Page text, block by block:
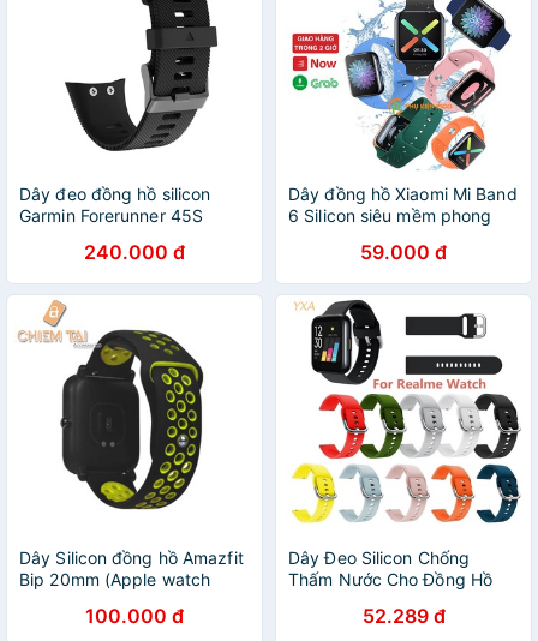
Dây đeo đồng hồ silicon
Garmin Forerunner 45S
240.000 đ
Dây đồng hồ Xiaomi Mi Band
6 Silicon siêu mềm phong
Dây silicon MiBand 6
59.000 đ
Dây Silicon đồng hồ Amazfit
Bip 20mm (Apple watch
100.000 đ
Dây Đeo Silicon Chống
Thấm Nước Cho Đồng Hồ
52.289 đ